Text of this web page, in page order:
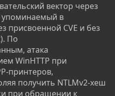
вектор через
в
присвоенной CVE и без
По
атака
WinHTTP при
принтеров,
получить NTLMv2-хеш
при обращении к